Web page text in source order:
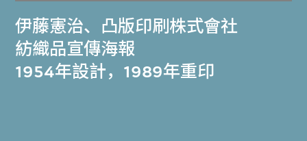
伊藤憲治、 凸版印刷株式會社
紡織品宣傳海報
1954年設計，1989年重印